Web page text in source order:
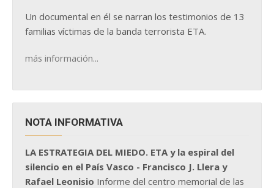
Un documental en él se narran los testimonios de 13
familias víctimas de la banda terrorista ETA.
más información...
NOTA INFORMATIVA
LA ESTRATEGIA DEL MIEDO. ETA y la espiral del
silencio en el País Vasco - Francisco J. Llera y
Rafael Leonisio Informe del centro memorial de las